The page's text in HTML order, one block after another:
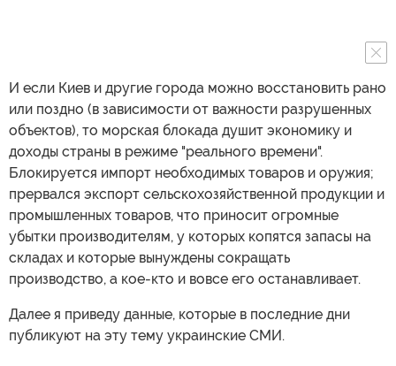
И если Киев и другие города можно восстановить рано
или поздно (в зависимости от важности разрушенных
объектов), то морская блокада душит экономику и
доходы страны в режиме "реального времени".
Блокируется импорт необходимых товаров и оружия;
прервался экспорт сельскохозяйственной продукции и
промышленных товаров, что приносит огромные
убытки производителям, у которых копятся запасы на
складах и которые вынуждены сокращать
производство, а кое-кто и вовсе его останавливает.
Далее я приведу данные, которые в последние дни
публикуют на эту тему украинские СМИ.